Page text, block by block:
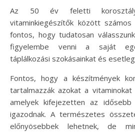
Az 50 év feletti
vitaminkiegészítők között
fontos, hogy tudatosan
figyelembe venni a saját
táplálkozási szokásainkat és
Fontos, hogy a készítmények
tartalmazzák azokat a
amelyek kifejezetten az idősebb
igazodnak. A természetes
előnyösebbek lehetnek, de